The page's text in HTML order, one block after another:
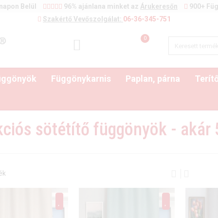
Belül 96% ajánlana minket az Árukeresőn
900+
Szakértő Vevőszolgálat: 06-36-345-751
0
Függönykarnis Paplan, párna
sötétítő függönyök - akár